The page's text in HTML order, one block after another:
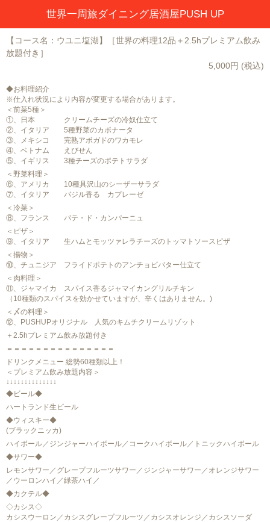
世界一周旅ダイニング居酒屋PUSH UP
【コース名：ウユニ塩湖】［世界の料理12品＋2.5hプレミアム飲み
放題付き］
5,000円 (税込)
◆お料理紹介
※仕入れ状況により内容が変更する場合があります。
＜前菜5種＞
①、日本 クリームチーズの冷奴仕立て
②、イタリア 5種野菜のカポナータ
③、メキシコ 完熟アボガドのワカモレ
④、ベトナム えびせん
⑤、イギリス 3種チーズのポテトサラダ
＜野菜料理＞
⑥、アメリカ 10種具沢山のシーザーサラダ
⑦、イタリア バジル香る カプレーゼ
＜冷菜＞
⑧、フランス パテ・ド・カンパーニュ
＜ピザ＞
⑨、イタリア 生ハムとモッツァレラチーズのトッマトソースピザ
＜揚物＞
⑩、チュニジア フライドポテトのアンチョビバター仕立て
＜肉料理＞
⑪、ジャマイカ スパイス香るジャマイカングリルチキン
（10種類のスパイスを効かせていますが、辛くはありません。)
＜〆の料理＞
⑫、PUSHUPオリジナル 人気のキムチクリームリゾット
＋2.5hプレミアム飲み放題付き
＝＝＝＝＝＝＝＝＝＝＝＝＝＝＝
ドリンクメニュー 総勢60種類以上！
＜プレミアム飲み放題内容＞
↓↓↓↓↓↓↓↓↓↓↓↓↓↓
◆ビール◆
ハートランド生ビール
◆ウィスキー◆
(ブラックニッカ)
ハイボール／ジンジャーハイボール／コークハイボール／トニックハイボール
◆サワー◆
レモンサワー／グレープフルーツサワー／ジンジャーサワー／オレンジサワー
／ウーロンハイ／緑茶ハイ／
◆カクテル◆
◇カシス◇
カシスウーロン／カシスグレープフルーツ／カシスオレンジ／カシスソーダ